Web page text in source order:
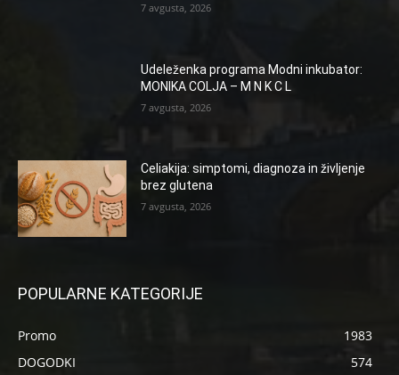
7 avgusta, 2026
Udeleženka programa Modni inkubator:
MONIKA COLJA – M N K C L
7 avgusta, 2026
Celiakija: simptomi, diagnoza in življenje
brez glutena
7 avgusta, 2026
POPULARNE KATEGORIJE
Promo
1983
DOGODKI
574